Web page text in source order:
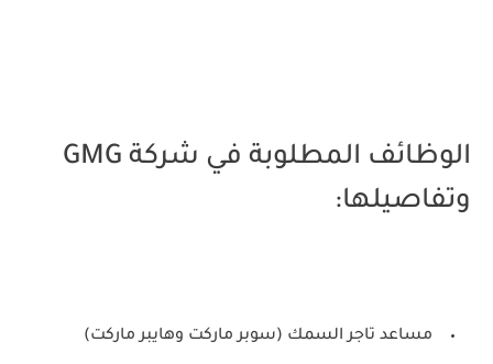
الوظائف المطلوبة في شركة GMG
وتفاصيلها:
مساعد تاجر السمك (سوبر ماركت وهايبر ماركت)